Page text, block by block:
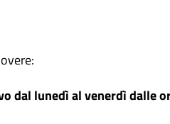
lunedì al venerdì dalle